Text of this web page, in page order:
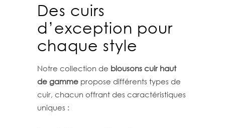
Des cuirs
d’exception pour
chaque style
Notre collection de blousons cuir haut
de gamme propose différents types de
cuir, chacun offrant des caractéristiques
uniques :